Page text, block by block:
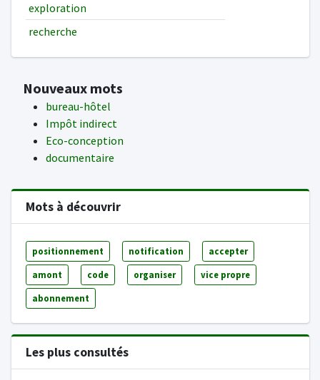
exploration
recherche
Nouveaux mots
bureau-hôtel
Impôt indirect
Eco-conception
documentaire
Mots à découvrir
positionnement notification accepter
amont code organiser vice propre
abonnement
Les plus consultés